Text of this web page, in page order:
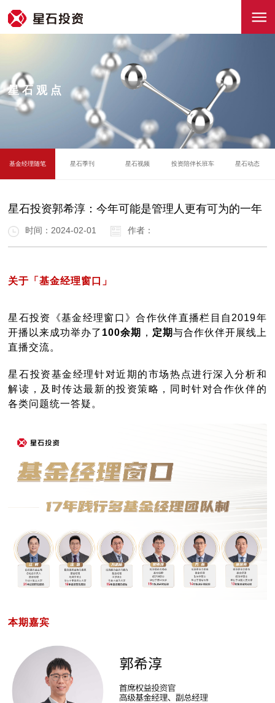
星石观点
基金经理随笔 星石季刊 星石视频 投资陪伴长班车 星石动态
星石投资郭希淳：今年可能是管理人更有可为的一年
时间：2024-02-01 作者：
关于「基金经理窗口」
星石投资《基金经理窗口》合作伙伴直播栏目自2019年
开播以来成功举办了 100余期 ， 定期与合作伙伴开展线上
直播交流。
星石投资基金经理针对近期的市场热点进行深入分析和
解读，及时传达最新的投资策略，同时针对合作伙伴的
各类问题统一答疑。
本期嘉宾